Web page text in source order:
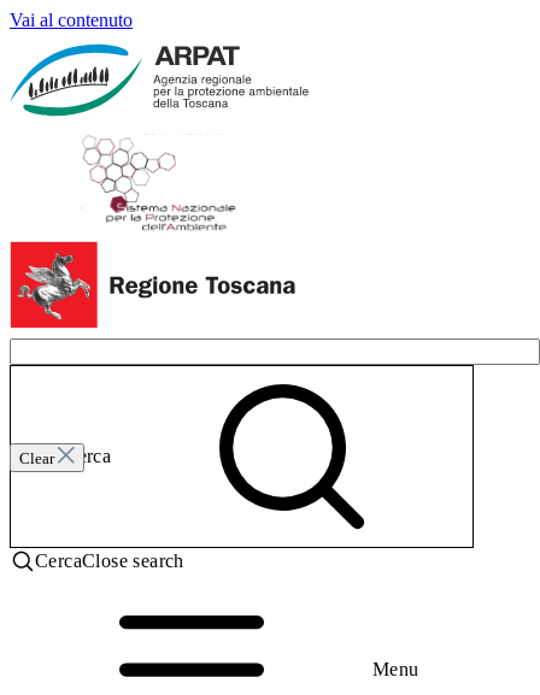
Vai al contenuto
Clear
Invia ricerca
CercaClose search
Menu